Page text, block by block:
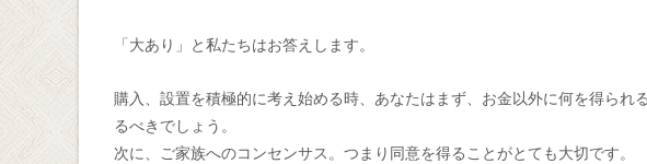
「大あり」と私たちはお答えします。
購入、設置を積極的に考え始める時、あなたはまず、お金以外に何を得ら
るべきでしょう。
次に、ご家族へのコンセンサス。つまり同意を得ることがとても大切です。